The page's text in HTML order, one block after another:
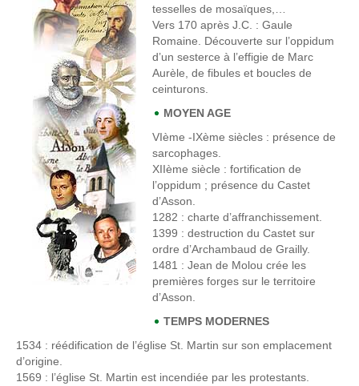
tesselles de mosaïques,…
Vers 170 après J.C . : Gaule
Romaine. Découverte sur l’oppidum
d’un sesterce à l’effigie de Marc
Aurèle, de fibules et boucles de
ceinturons.
MOYEN AGE
VIème -IXème siècles : présence de
sarcophages.
XIIème siècle : fortification de
l’oppidum ; présence du Castet
d’Asson.
1282 : charte d’affranchissement.
1399 : destruction du Castet sur
ordre d’Archambaud de Grailly.
1481 : Jean de Molou crée les
premières forges sur le territoire
d’Asson.
TEMPS MODERNES
1534 : réédification de l’église St. Martin sur son emplacement
d’origine.
1569 : l’église St. Martin est incendiée par les protestants.